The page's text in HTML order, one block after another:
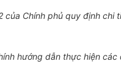
Chính phủ quy định chi
hướng dẫn thực hiện